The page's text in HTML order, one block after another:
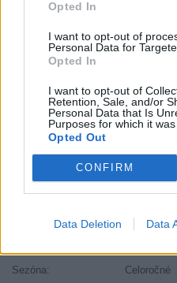
Opted In
I want to opt-out of
Personal Data for
Opted In
I want to opt-out of
Retention, Sale, and/or
Personal Data that Is
Purposes for which it was
Opted Out
CONFIRM
Data Deletion Data
TL
EU smernica:
Hlučnosť:
72
Hlučnosť typ:
B
V
Radiální
55
Sezóna:
Celoročné